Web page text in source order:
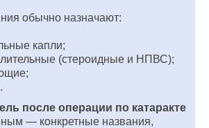
обычно назначают:
капли;
(стероидные и НПВС);
после операции по катаракте
— конкретные названия,